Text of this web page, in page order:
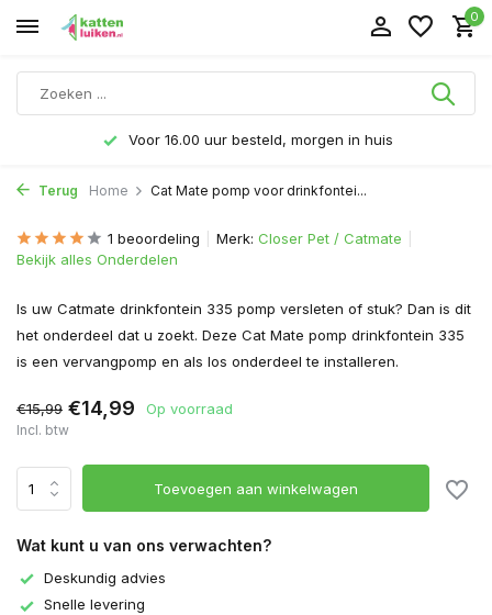
0
Voor 16.00 uur besteld, morgen in huis
Terug Home Cat Mate pomp voor drinkfontei...
1 beoordeling Merk: Closer Pet / Catmate
Bekijk alles Onderdelen
Is uw Catmate drinkfontein 335 pomp versleten of stuk? Dan is dit
het onderdeel dat u zoekt. Deze Cat Mate pomp drinkfontein 335
is een vervangpomp en als los onderdeel te installeren.
€15,99 €14,99 Op voorraad
Incl. btw
Toevoegen aan winkelwagen
Wat kunt u van ons verwachten?
Deskundig advies
Snelle levering